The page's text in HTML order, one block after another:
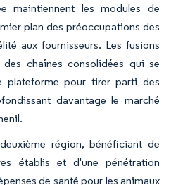
maintiennent les modules de
plan des préoccupations des
aux fournisseurs. Les fusions
chaînes consolidées qui se
plateforme pour tirer parti des
davantage le marché
région, bénéficiant de
établis et d'une pénétration
de santé pour les animaux